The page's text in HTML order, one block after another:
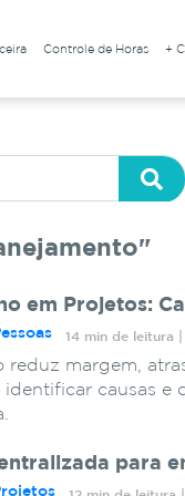
Controle de Horas +
em Projetos:
14 min de leitura
reduz margem,
identificar causas e
para